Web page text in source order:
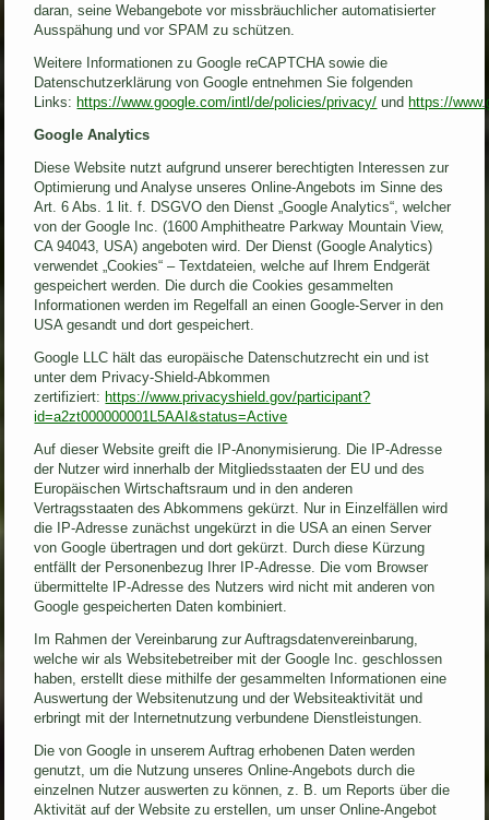
daran, seine Webangebote vor missbräuchlicher automatisierter
Ausspähung und vor SPAM zu schützen.
Weitere Informationen zu Google reCAPTCHA sowie die
Datenschutzerklärung von Google entnehmen Sie folgenden
Links: https://www.google.com/intl/de/policies/privacy/ und https://
Google Analytics
Diese Website nutzt aufgrund unserer berechtigten Interessen zur
Optimierung und Analyse unseres Online-Angebots im Sinne des
Art. 6 Abs. 1 lit. f. DSGVO den Dienst „Google Analytics“, welcher
von der Google Inc. (1600 Amphitheatre Parkway Mountain View,
CA 94043, USA) angeboten wird. Der Dienst (Google Analytics)
verwendet „Cookies“ – Textdateien, welche auf Ihrem Endgerät
gespeichert werden. Die durch die Cookies gesammelten
Informationen werden im Regelfall an einen Google-Server in den
USA gesandt und dort gespeichert.
Google LLC hält das europäische Datenschutzrecht ein und ist
unter dem Privacy-Shield-Abkommen
zertifiziert: https://www.privacyshield.gov/participant?
id=a2zt000000001L5AAI&status=Active
Auf dieser Website greift die IP-Anonymisierung. Die IP-Adresse
der Nutzer wird innerhalb der Mitgliedsstaaten der EU und des
Europäischen Wirtschaftsraum und in den anderen
Vertragsstaaten des Abkommens gekürzt. Nur in Einzelfällen wird
die IP-Adresse zunächst ungekürzt in die USA an einen Server
von Google übertragen und dort gekürzt. Durch diese Kürzung
entfällt der Personenbezug Ihrer IP-Adresse. Die vom Browser
übermittelte IP-Adresse des Nutzers wird nicht mit anderen von
Google gespeicherten Daten kombiniert.
Im Rahmen der Vereinbarung zur Auftragsdatenvereinbarung,
welche wir als Websitebetreiber mit der Google Inc. geschlossen
haben, erstellt diese mithilfe der gesammelten Informationen eine
Auswertung der Websitenutzung und der Websiteaktivität und
erbringt mit der Internetnutzung verbundene Dienstleistungen.
Die von Google in unserem Auftrag erhobenen Daten werden
genutzt, um die Nutzung unseres Online-Angebots durch die
einzelnen Nutzer auswerten zu können, z. B. um Reports über die
Aktivität auf der Website zu erstellen, um unser Online-Angebot